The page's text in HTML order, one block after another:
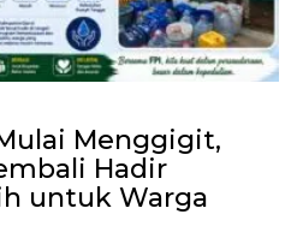
Menggigit,
Hadir
untuk Warga